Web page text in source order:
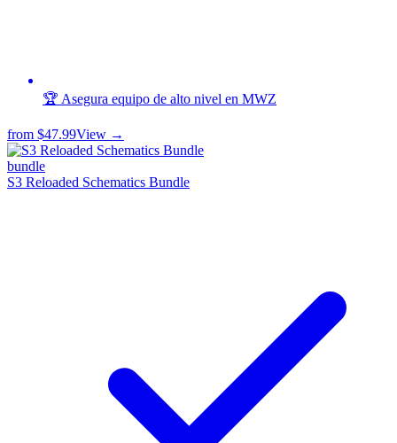
🏆 Asegura equipo de alto nivel en MWZ
from $47.99View →
bundle
S3 Reloaded Schematics Bundle